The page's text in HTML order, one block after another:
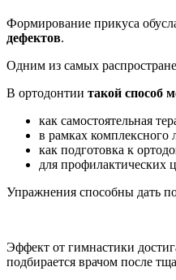
Формирование прикуса
дефектов.
Одним из самых
В ортодонтии такой способ
как самостоятельная
в рамках комплексного
как подготовка к
для профилактических
Упражнения способны дать
Эффект от гимнастики
подбирается врачом после